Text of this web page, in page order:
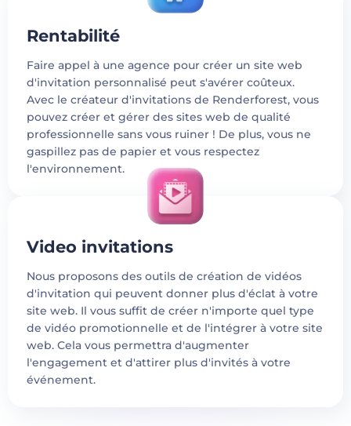
Rentabilité
Faire appel à une agence pour créer un site web
d'invitation personnalisé peut s'avérer coûteux.
Avec le créateur d'invitations de Renderforest, vous
pouvez créer et gérer des sites web de qualité
professionnelle sans vous ruiner ! De plus, vous ne
gaspillez pas de papier et vous respectez
l'environnement.
Video invitations
Nous proposons des outils de création de vidéos
d'invitation qui peuvent donner plus d'éclat à votre
site web. Il vous suffit de créer n'importe quel type
de vidéo promotionnelle et de l'intégrer à votre site
web. Cela vous permettra d'augmenter
l'engagement et d'attirer plus d'invités à votre
événement.